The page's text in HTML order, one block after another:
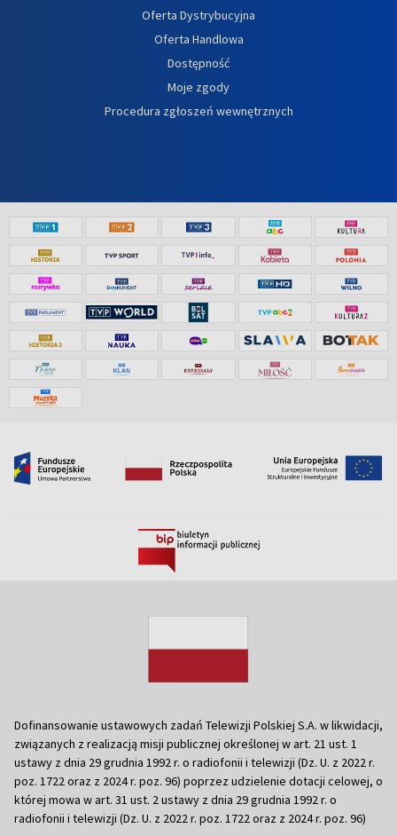
Oferta Dystrybucyjna
Oferta Handlowa
Dostępność
Moje zgody
Procedura zgłoszeń wewnętrznych
Dofinansowanie ustawowych zadań Telewizji Polskiej S.A. w likwidacji,
związanych z realizacją misji publicznej określonej w art. 21 ust. 1
ustawy z dnia 29 grudnia 1992 r. o radiofonii i telewizji (Dz. U. z 2022 r.
poz. 1722 oraz z 2024 r. poz. 96) poprzez udzielenie dotacji celowej, o
której mowa w art. 31 ust. 2 ustawy z dnia 29 grudnia 1992 r. o
radiofonii i telewizji (Dz. U. z 2022 r. poz. 1722 oraz z 2024 r. poz. 96)